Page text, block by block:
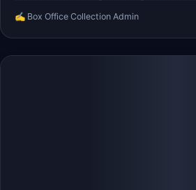
ಆಗಿದೆ.
✍️ Box Office Collection Admin